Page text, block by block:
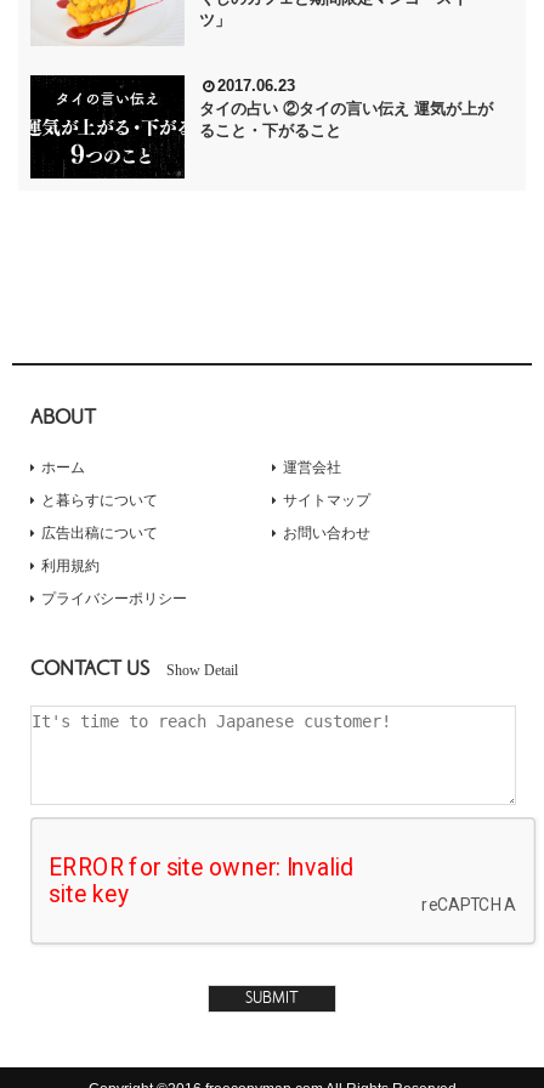
ツ」
2017.06.23
タイの占い ②タイの言い伝え 運気が上が
ること・下がること
ABOUT
ホーム
と暮らすについて
広告出稿について
運営会社
サイトマップ
お問い合わせ
利用規約
プライバシーポリシー
CONTACT US Show Detail